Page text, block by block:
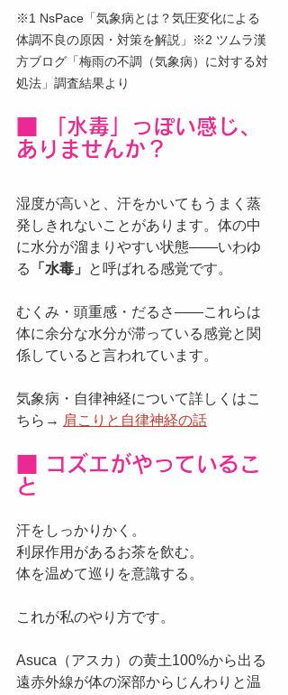
※1 NsPace「気象病とは？気圧変化による
体調不良の原因・対策を解説」※2 ツムラ漢
方ブログ「梅雨の不調（気象病）に対する対
処法」調査結果より
■ 「水毒」っぽい感じ、
ありませんか？
湿度が高いと、汗をかいてもうまく蒸
発しきれないことがあります。体の中
に水分が溜まりやすい状態——いわゆ
る
「水毒」 と呼ばれる感覚です。
むくみ・頭重感・だるさ——これらは
体に余分な水分が滞っている感覚と関
係していると言われています。
気象病・自律神経について詳しくはこ
ちら→ 肩こりと自律神経の話
■ コズエがやっているこ
と
汗をしっかりかく。
利尿作用があるお茶を飲む。
体を温めて巡りを意識する。
これが私のやり方です。
Asuca（アスカ）の黄土100%から出る
遠赤外線が体の深部からじんわりと温